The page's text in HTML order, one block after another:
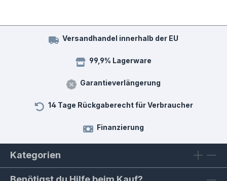
Versandhandel innerhalb der EU
99,9% Lagerware
Garantieverlängerung
14 Tage Rückgaberecht für Verbraucher
Finanzierung
Kategorien